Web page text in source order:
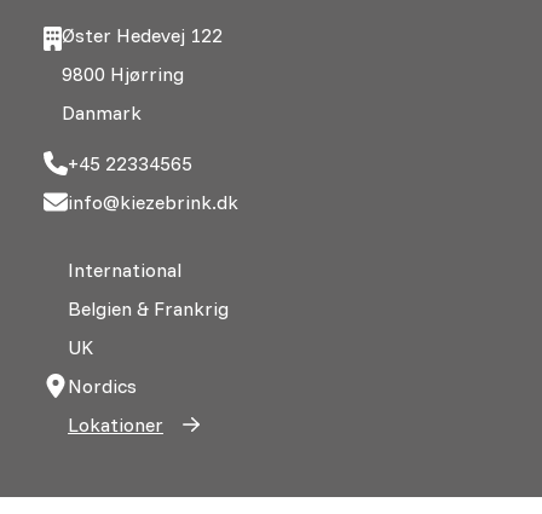
Øster Hedevej 122
9800 Hjørring
Danmark
+45 22334565
info@kiezebrink.dk
International
Belgien & Frankrig
UK
Nordics
Lokationer